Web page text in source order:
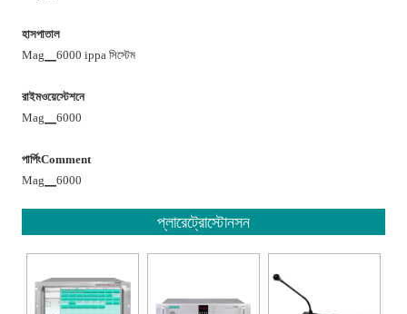
হাসপাতাল
Mag▁6000 ippa সিস্টেম
রাইমওয়েস্টেশনে
Mag▁6000
পার্পিংComment
Mag▁6000
প্লারেট্রোস্টোনসন